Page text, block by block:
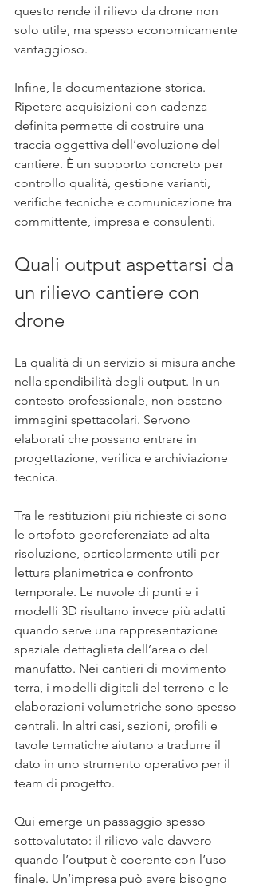
questo rende il rilievo da drone non
solo utile, ma spesso economicamente
vantaggioso.
Infine, la documentazione storica.
Ripetere acquisizioni con cadenza
definita permette di costruire una
traccia oggettiva dell’evoluzione del
cantiere. È un supporto concreto per
controllo qualità, gestione varianti,
verifiche tecniche e comunicazione tra
committente, impresa e consulenti.
Quali output aspettarsi da
un rilievo cantiere con
drone
La qualità di un servizio si misura anche
nella spendibilità degli output. In un
contesto professionale, non bastano
immagini spettacolari. Servono
elaborati che possano entrare in
progettazione, verifica e archiviazione
tecnica.
Tra le restituzioni più richieste ci sono
le ortofoto georeferenziate ad alta
risoluzione, particolarmente utili per
lettura planimetrica e confronto
temporale. Le nuvole di punti e i
modelli 3D risultano invece più adatti
quando serve una rappresentazione
spaziale dettagliata dell’area o del
manufatto. Nei cantieri di movimento
terra, i modelli digitali del terreno e le
elaborazioni volumetriche sono spesso
centrali. In altri casi, sezioni, profili e
tavole tematiche aiutano a tradurre il
dato in uno strumento operativo per il
team di progetto.
Qui emerge un passaggio spesso
sottovalutato: il rilievo vale davvero
quando l’output è coerente con l’uso
finale. Un’impresa può avere bisogno